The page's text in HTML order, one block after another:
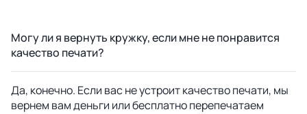
Могу ли я вернуть кружку, если мне не понравится
качество печати?
Да, конечно. Если вас не устроит качество печати, мы
вернем вам деньги или бесплатно перепечатаем